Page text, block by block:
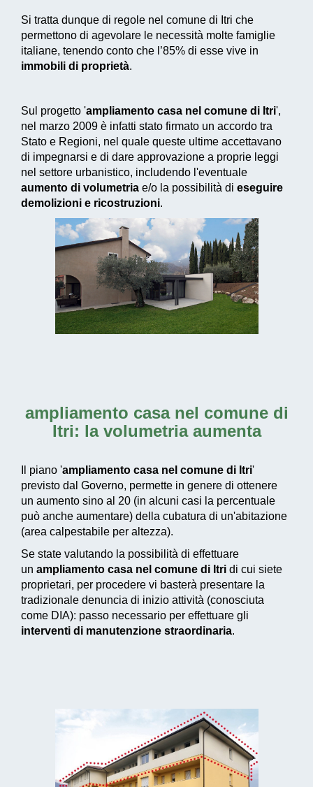
Si tratta dunque di regole nel comune di Itri che
permettono di agevolare le necessità molte famiglie
italiane, tenendo conto che l’85% di esse vive in
immobili di proprietà.
Sul progetto 'ampliamento casa nel comune di Itri',
nel marzo 2009 è infatti stato firmato un accordo tra
Stato e Regioni, nel quale queste ultime accettavano
di impegnarsi e di dare approvazione a proprie leggi
nel settore urbanistico, includendo l'eventuale
aumento di volumetria e/o la possibilità di eseguire
demolizioni e ricostruzioni.
ampliamento casa nel comune di
Itri: la volumetria aumenta
Il piano 'ampliamento casa nel comune di Itri'
previsto dal Governo, permette in genere di ottenere
un aumento sino al 20 (in alcuni casi la percentuale
può anche aumentare) della cubatura di un'abitazione
(area calpestabile per altezza).
Se state valutando la possibilità di effettuare
un ampliamento casa nel comune di Itri di cui siete
proprietari, per procedere vi basterà presentare la
tradizionale denuncia di inizio attività (conosciuta
come DIA): passo necessario per effettuare gli
interventi di manutenzione straordinaria.